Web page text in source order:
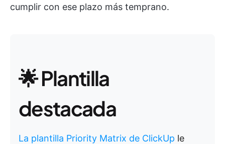
cumplir con ese plazo más temprano.
🌟 Plantilla
destacada
La plantilla Priority Matrix de ClickUp le